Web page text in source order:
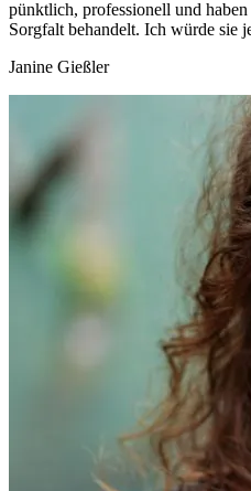
pünktlich, professionell und
Sorgfalt behandelt. Ich würde sie
Janine Gießler